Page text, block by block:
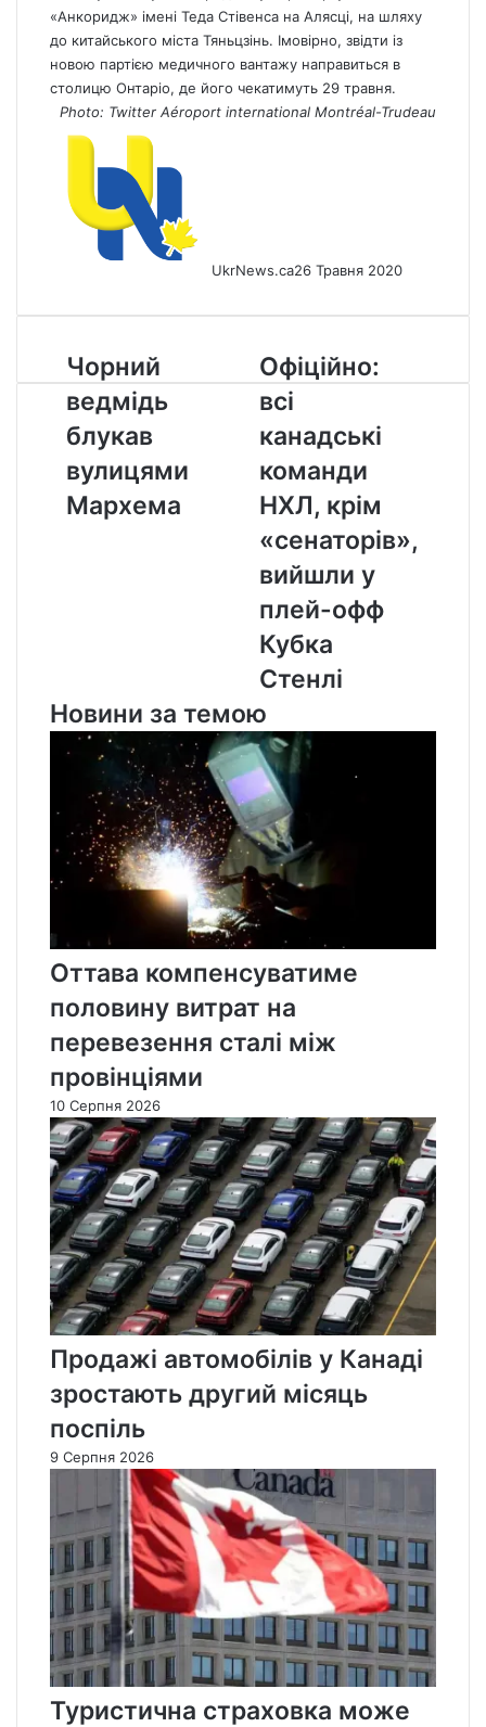
«Анкоридж» імені Теда Стівенса на Алясці, на шляху
до китайського міста Тяньцзінь. Імовірно, звідти із
новою партією медичного вантажу направиться в
столицю Онтаріо, де його чекатимуть 29 травня.
Photo: Twitter Aéroport international Montréal-Trudeau
UkrNews.ca26 Травня 2020
Чорний
ведмідь
блукав
вулицями
Мархема
Чорний
ведмідь
блукав
вулицями
Мархема
Офіційно:
всі
канадські
команди
НХЛ,
крім
«сенаторів»,
вийшли
у
плей-
офф
Кубка
Стенлі
Офіційно:
всі
канадські
команди
НХЛ, крім
«сенаторів»,
вийшли у
плей-офф
Кубка
Стенлі
Новини за темою
Оттава компенсуватиме
половину витрат на
перевезення сталі між
провінціями
10 Серпня 2026
Продажі автомобілів у Канаді
зростають другий місяць
поспіль
9 Серпня 2026
Туристична страховка може